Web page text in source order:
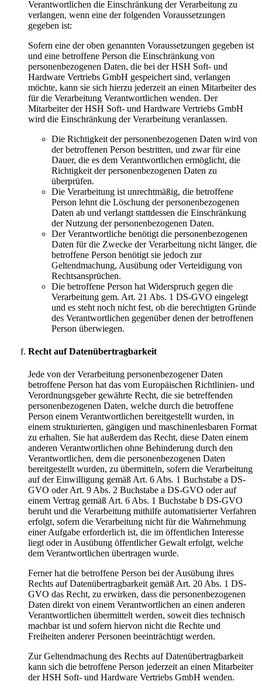
Verantwortlichen die Einschränkung der Verarbeitung zu
verlangen, wenn eine der folgenden Voraussetzungen
gegeben ist:
Sofern eine der oben genannten Voraussetzungen gegeben ist
und eine betroffene Person die Einschränkung von
personenbezogenen Daten, die bei der HSH Soft- und
Hardware Vertriebs GmbH gespeichert sind, verlangen
möchte, kann sie sich hierzu jederzeit an einen Mitarbeiter des
für die Verarbeitung Verantwortlichen wenden. Der
Mitarbeiter der HSH Soft- und Hardware Vertriebs GmbH
wird die Einschränkung der Verarbeitung veranlassen.
Die Richtigkeit der personenbezogenen Daten wird von
der betroffenen Person bestritten, und zwar für eine
Dauer, die es dem Verantwortlichen ermöglicht, die
Richtigkeit der personenbezogenen Daten zu
überprüfen.
Die Verarbeitung ist unrechtmäßig, die betroffene
Person lehnt die Löschung der personenbezogenen
Daten ab und verlangt stattdessen die Einschränkung
der Nutzung der personenbezogenen Daten.
Der Verantwortliche benötigt die personenbezogenen
Daten für die Zwecke der Verarbeitung nicht länger, die
betroffene Person benötigt sie jedoch zur
Geltendmachung, Ausübung oder Verteidigung von
Rechtsansprüchen.
Die betroffene Person hat Widerspruch gegen die
Verarbeitung gem. Art. 21 Abs. 1 DS-GVO eingelegt
und es steht noch nicht fest, ob die berechtigten Gründe
des Verantwortlichen gegenüber denen der betroffenen
Person überwiegen.
Recht auf Datenübertragbarkeit
Jede von der Verarbeitung personenbezogener Daten
betroffene Person hat das vom Europäischen Richtlinien- und
Verordnungsgeber gewährte Recht, die sie betreffenden
personenbezogenen Daten, welche durch die betroffene
Person einem Verantwortlichen bereitgestellt wurden, in
einem strukturierten, gängigen und maschinenlesbaren Format
zu erhalten. Sie hat außerdem das Recht, diese Daten einem
anderen Verantwortlichen ohne Behinderung durch den
Verantwortlichen, dem die personenbezogenen Daten
bereitgestellt wurden, zu übermitteln, sofern die Verarbeitung
auf der Einwilligung gemäß Art. 6 Abs. 1 Buchstabe a DS-
GVO oder Art. 9 Abs. 2 Buchstabe a DS-GVO oder auf
einem Vertrag gemäß Art. 6 Abs. 1 Buchstabe b DS-GVO
beruht und die Verarbeitung mithilfe automatisierter Verfahren
erfolgt, sofern die Verarbeitung nicht für die Wahrnehmung
einer Aufgabe erforderlich ist, die im öffentlichen Interesse
liegt oder in Ausübung öffentlicher Gewalt erfolgt, welche
dem Verantwortlichen übertragen wurde.
Ferner hat die betroffene Person bei der Ausübung ihres
Rechts auf Datenübertragbarkeit gemäß Art. 20 Abs. 1 DS-
GVO das Recht, zu erwirken, dass die personenbezogenen
Daten direkt von einem Verantwortlichen an einen anderen
Verantwortlichen übermittelt werden, soweit dies technisch
machbar ist und sofern hiervon nicht die Rechte und
Freiheiten anderer Personen beeinträchtigt werden.
Zur Geltendmachung des Rechts auf Datenübertragbarkeit
kann sich die betroffene Person jederzeit an einen Mitarbeiter
der HSH Soft- und Hardware Vertriebs GmbH wenden.